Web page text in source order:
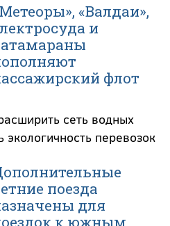
«Валдаи»,
и
флот
сеть водных
перевозок
поезда
для
к южным